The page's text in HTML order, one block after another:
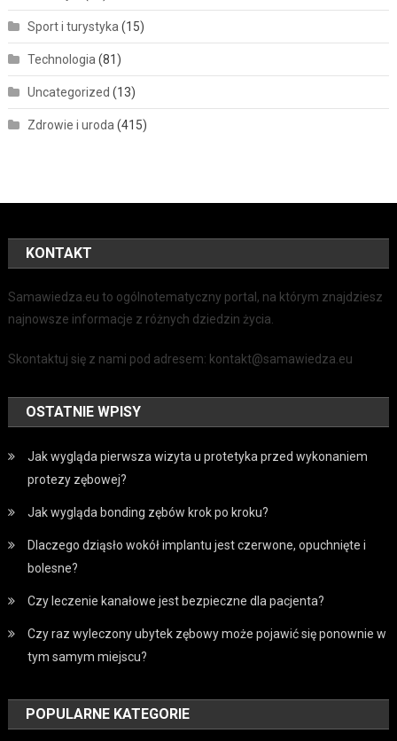
Sport i turystyka(15)
Technologia(81)
Uncategorized (13)
Zdrowie i uroda(415)
KONTAKT
Samawiedza.eu to ogólnotematyczny portal, na którym znajdziesz
najnowsze informacje z różnych dziedzin życia.
Skontaktuj się z nami pod adresem: kontakt@samawiedza.eu
OSTATNIE WPISY
Jak wygląda pierwsza wizyta u protetyka przed wykonaniem
protezy zębowej?
Jak wygląda bonding zębów krok po kroku?
Dlaczego dziąsło wokół implantu jest czerwone, opuchnięte i
bolesne?
Czy leczenie kanałowe jest bezpieczne dla pacjenta?
Czy raz wyleczony ubytek zębowy może pojawić się ponownie w
tym samym miejscu?
POPULARNE KATEGORIE